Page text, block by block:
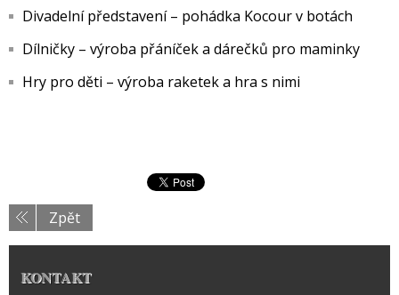
Divadelní představení – pohádka Kocour v botách
Dílničky – výroba přáníček a dárečků pro maminky
Hry pro děti – výroba raketek a hra s nimi
Zpět
KONTAKT